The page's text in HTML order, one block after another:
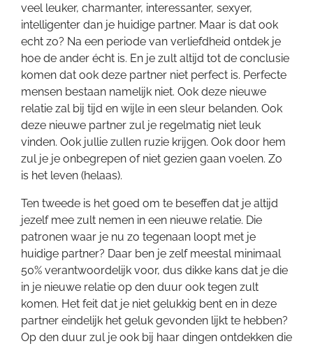
veel leuker, charmanter, interessanter, sexyer,
intelligenter dan je huidige partner. Maar is dat ook
echt zo? Na een periode van verliefdheid ontdek je
hoe de ander écht is. En je zult altijd tot de conclusie
komen dat ook deze partner niet perfect is. Perfecte
mensen bestaan namelijk niet. Ook deze nieuwe
relatie zal bij tijd en wijle in een sleur belanden. Ook
deze nieuwe partner zul je regelmatig niet leuk
vinden. Ook jullie zullen ruzie krijgen. Ook door hem
zul je je onbegrepen of niet gezien gaan voelen. Zo
is het leven (helaas).
Ten tweede is het goed om te beseffen dat je altijd
jezelf mee zult nemen in een nieuwe relatie. Die
patronen waar je nu zo tegenaan loopt met je
huidige partner? Daar ben je zelf meestal minimaal
50% verantwoordelijk voor, dus dikke kans dat je die
in je nieuwe relatie op den duur ook tegen zult
komen. Het feit dat je niet gelukkig bent en in deze
partner eindelijk het geluk gevonden lijkt te hebben?
Op den duur zul je ook bij haar dingen ontdekken die